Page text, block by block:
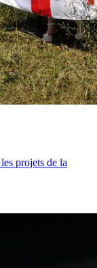
projets de la